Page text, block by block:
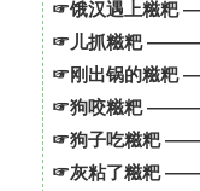
☞饿汉遇上糍粑
☞儿抓糍粑
☞刚出锅的糍粑
☞狗咬糍粑
☞狗子吃糍粑
☞灰粘了糍粑